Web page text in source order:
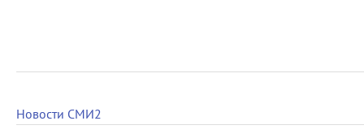
Новости СМИ2